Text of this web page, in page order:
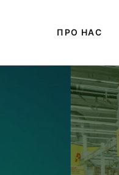
ПРО НАС